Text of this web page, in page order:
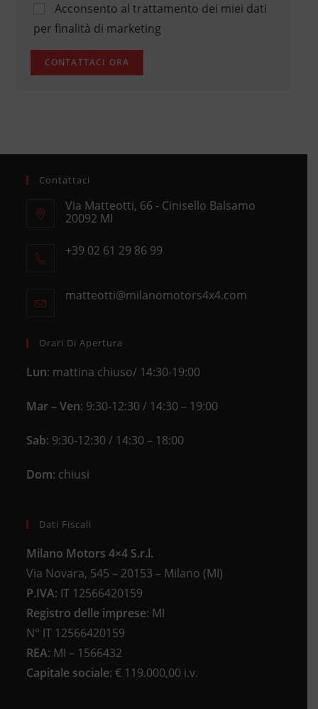
Acconsento al trattamento dei miei dati
per finalità di marketing
Contattaci
Via Matteotti, 66 - Cinisello Balsamo
20092 MI
in
+39 02 61 29 86 99
your
matteotti@milanomotors4x4.comOpens
Orari Di Apertura
Lun: mattina chiuso/ 14:30-19:00
Mar – Ven: 9:30-12:30 / 14:30 – 19:00
Sab: 9:30-12:30 / 14:30 – 18:00
Dom: chiusi
Dati Fiscali
Milano Motors 4×4 S.r.l.
Via Novara, 545 – 20153 – Milano (MI)
P.IVA: IT 12566420159
Registro delle imprese: MI
N° IT 12566420159
REA: MI – 1566432
Capitale sociale: € 119.000,00 i.v.